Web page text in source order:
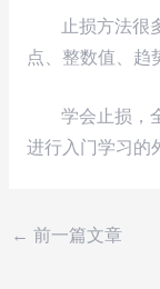
止损方法很
点、整数值、趋
学会止损，
进行入门学习的
← 前一篇文章